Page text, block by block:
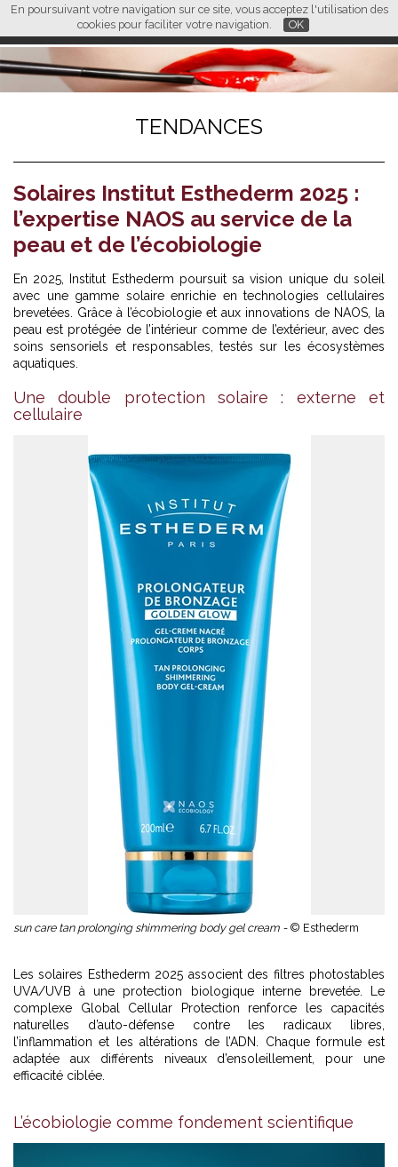
En poursuivant votre navigation sur ce site, vous acceptez l'utilisation des
cookies pour faciliter votre navigation.
OK
FR EN CN
L M
TENDANCES
Solaires Institut Esthederm 2025 :
l’expertise NAOS au service de la
peau et de l’écobiologie
En 2025, Institut Esthederm poursuit sa vision unique du soleil
avec une gamme solaireenrichie en technologies cellulaires
brevetées. Grâce à l’écobiologie et aux innovations de NAOS, la
peau est protégée de l’intérieur comme de l’extérieur, avec des
soins sensoriels et responsables, testés sur les écosystèmes
aquatiques.
Une double protection solaire : externe et
cellulaire
sun care tan prolonging shimmering body gel cream - © Esthederm
Les solaires Esthederm 2025 associent des filtres photostables
UVA/UVB à une protection biologique interne brevetée. Le
complexe Global Cellular Protection renforce les capacités
naturelles d’auto-défense contre les radicaux libres,
l’inflammation et les altérations de l’ADN. Chaque formule est
adaptée aux différents niveaux d’ensoleillement, pour une
efficacité ciblée.
L’écobiologie comme fondement scientifique